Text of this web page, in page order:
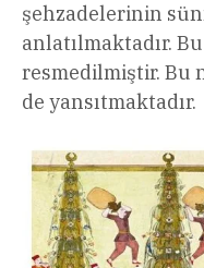
şehzadelerinin
anlatılmaktadır.
resmedilmiştir. Bu
de yansıtmaktadır.